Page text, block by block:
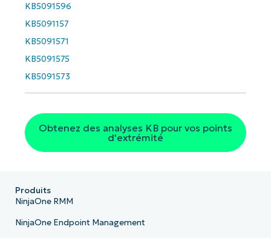
KB5091596
KB5091157
KB5091571
KB5091575
KB5091573
Obtenez des analyses KB pour vos points
d'extrémité
Produits
NinjaOne RMM
NinjaOne Endpoint Management